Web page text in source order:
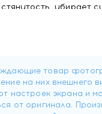
убирает
без жирного
крем
специально для